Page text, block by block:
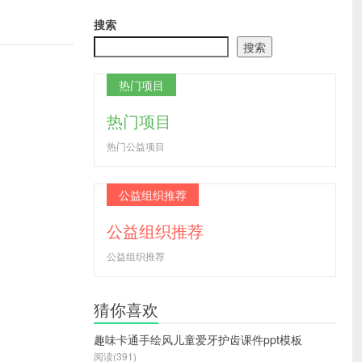
搜索
搜索
热门项目
热门项目
热门公益项目
公益组织推荐
公益组织推荐
公益组织推荐
猜你喜欢
趣味卡通手绘风儿童爱牙护齿课件ppt模板
阅读(391)